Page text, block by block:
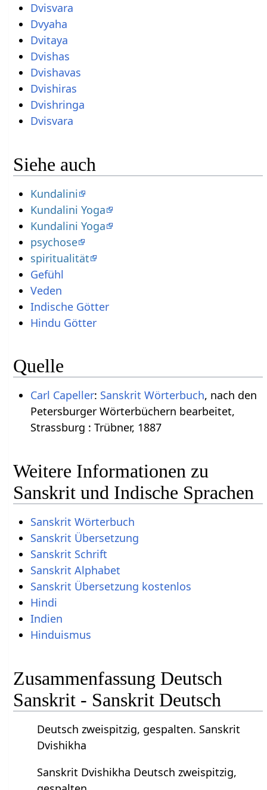
Dvisvara
Dvyaha
Dvitaya
Dvishas
Dvishavas
Dvishiras
Dvishringa
Dvisvara
Siehe auch
Kundalini
Kundalini Yoga
Kundalini Yoga
psychose
spiritualität
Gefühl
Veden
Indische Götter
Hindu Götter
Quelle
Carl Capeller: Sanskrit Wörterbuch, nach den
Petersburger Wörterbüchern bearbeitet,
Strassburg : Trübner, 1887
Weitere Informationen zu
Sanskrit und Indische Sprachen
Sanskrit Wörterbuch
Sanskrit Übersetzung
Sanskrit Schrift
Sanskrit Alphabet
Sanskrit Übersetzung kostenlos
Hindi
Indien
Hinduismus
Zusammenfassung Deutsch
Sanskrit - Sanskrit Deutsch
Deutsch zweispitzig, gespalten. Sanskrit
Dvishikha
Sanskrit Dvishikha Deutsch zweispitzig,